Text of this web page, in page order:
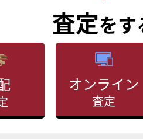
査定をす
オンライン
査定